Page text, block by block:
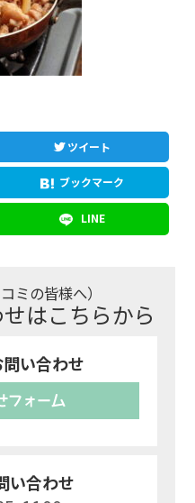
ツイート
ブックマーク
LINE
ミの皆様へ）
はこちらから
い合わせ
フォーム
い合わせ